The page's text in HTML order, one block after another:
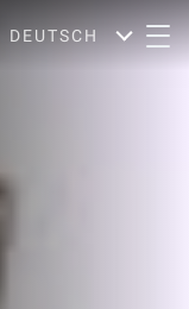
DEUTSCH